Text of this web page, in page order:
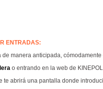
ENTRADAS:
manera anticipada,
o entrando en la web de
te abrirá una pantalla donde